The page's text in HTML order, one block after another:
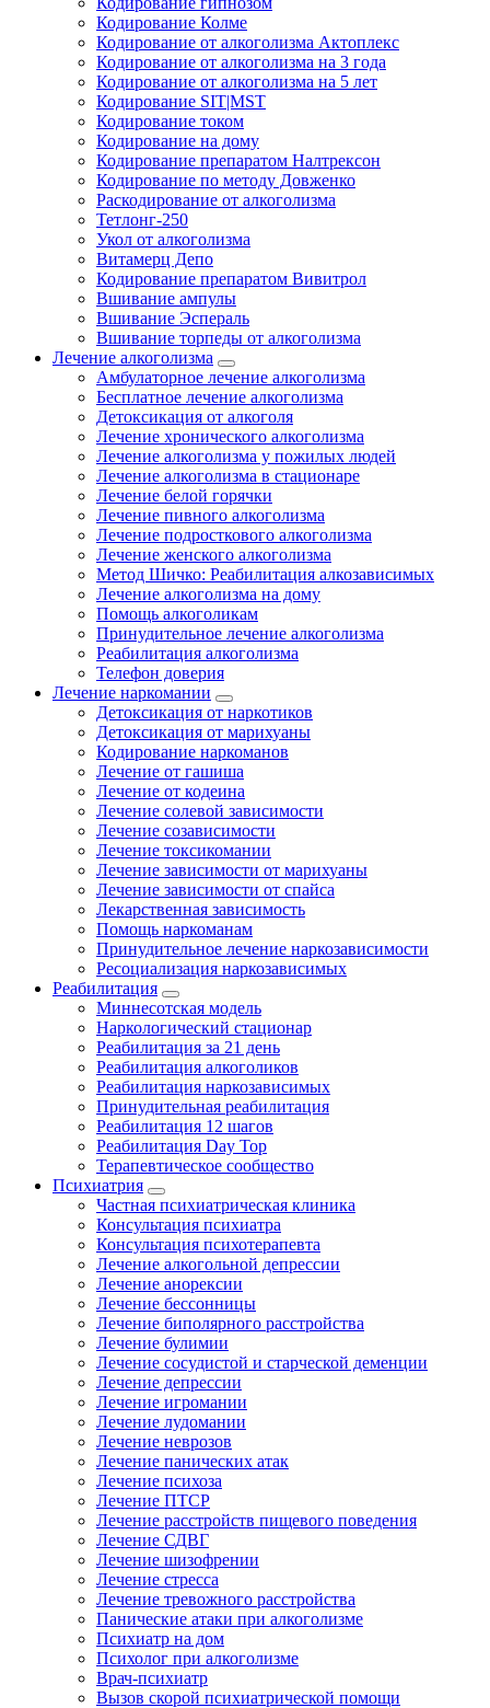
Кодирование Колме
Кодирование от алкоголизма Актоплекс
Кодирование от алкоголизма на 3 года
Кодирование от алкоголизма на 5 лет
Кодирование SIT|MST
Кодирование током
Кодирование на дому
Кодирование препаратом Налтрексон
Кодирование по методу Довженко
Раскодирование от алкоголизма
Тетлонг-250
Укол от алкоголизма
Витамерц Депо
Кодирование препаратом Вивитрол
Вшивание ампулы
Вшивание Эспераль
Вшивание торпеды от алкоголизма
Лечение алкоголизма
Амбулаторное лечение алкоголизма
Бесплатное лечение алкоголизма
Детоксикация от алкоголя
Лечение хронического алкоголизма
Лечение алкоголизма у пожилых людей
Лечение алкоголизма в стационаре
Лечение белой горячки
Лечение пивного алкоголизма
Лечение подросткового алкоголизма
Лечение женского алкоголизма
Метод Шичко: Реабилитация алкозависимых
Лечение алкоголизма на дому
Помощь алкоголикам
Принудительное лечение алкоголизма
Реабилитация алкоголизма
Телефон доверия
Лечение наркомании
Детоксикация от наркотиков
Детоксикация от марихуаны
Кодирование наркоманов
Лечение от гашиша
Лечение от кодеина
Лечение солевой зависимости
Лечение созависимости
Лечение токсикомании
Лечение зависимости от марихуаны
Лечение зависимости от спайса
Лекарственная зависимость
Помощь наркоманам
Принудительное лечение наркозависимости
Ресоциализация наркозависимых
Реабилитация
Миннесотская модель
Наркологический стационар
Реабилитация за 21 день
Реабилитация алкоголиков
Реабилитация наркозависимых
Принудительная реабилитация
Реабилитация 12 шагов
Реабилитация Day Top
Терапевтическое сообщество
Психиатрия
Частная психиатрическая клиника
Консультация психиатра
Консультация психотерапевта
Лечение алкогольной депрессии
Лечение анорексии
Лечение бессонницы
Лечение биполярного расстройства
Лечение булимии
Лечение сосудистой и старческой деменции
Лечение депрессии
Лечение игромании
Лечение лудомании
Лечение неврозов
Лечение панических атак
Лечение психоза
Лечение ПТСР
Лечение расстройств пищевого поведения
Лечение СДВГ
Лечение шизофрении
Лечение стресса
Лечение тревожного расстройства
Панические атаки при алкоголизме
Психиатр на дом
Психолог при алкоголизме
Врач-психиатр
Вызов скорой психиатрической помощи